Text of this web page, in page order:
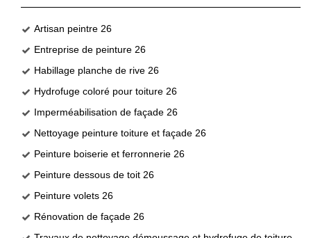
Artisan peintre 26
Entreprise de peinture 26
Habillage planche de rive 26
Hydrofuge coloré pour toiture 26
Imperméabilisation de façade 26
Nettoyage peinture toiture et façade 26
Peinture boiserie et ferronnerie 26
Peinture dessous de toit 26
Peinture volets 26
Rénovation de façade 26